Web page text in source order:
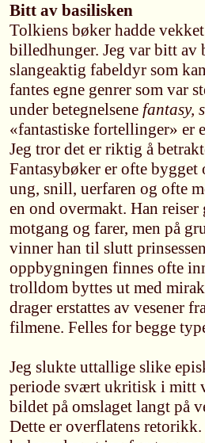
Bitt av basilisken
Tolkiens bøker hadde
billedhunger. Jeg var bitt av
slangeaktig fabeldyr som
fantes egne genrer som var
under betegnelsene fantasy,
«fantastiske fortellinger» er
Jeg tror det er riktig å
Fantasybøker er ofte bygget
ung, snill, uerfaren og ofte
en ond overmakt. Han
motgang og farer, men på
vinner han til slutt
oppbygningen finnes ofte
trolldom byttes ut med
drager erstattes av vesener
filmene. Felles for begge
Jeg slukte uttallige slike
periode svært ukritisk i mitt
bildet på omslaget langt på
Dette er overflatens